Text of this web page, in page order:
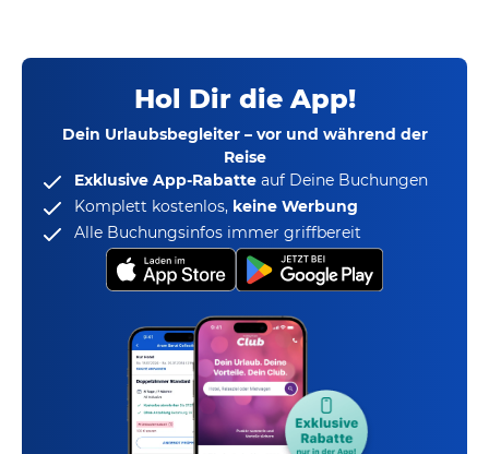
Hol Dir die App!
Dein Urlaubsbegleiter – vor und während der
Reise
Exklusive App-Rabatte auf Deine Buchungen
Komplett kostenlos, keine Werbung
Alle Buchungsinfos immer griffbereit